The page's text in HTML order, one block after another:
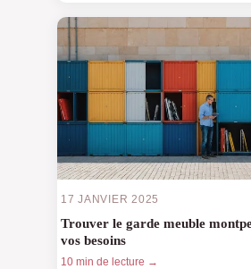
17 JANVIER 2025
Trouver le garde meuble
vos besoins
10 min de lecture →